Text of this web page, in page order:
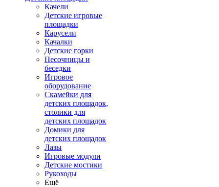
Качели
Детские игровые
площадки
Карусели
Качалки
Детские горки
Песочницы и
беседки
Игровое
оборудование
Скамейки для
детских площадок,
столики для
детских площадок
Домики для
детских площадок
Лазы
Игровые модули
Детские мостики
Рукоходы
Ещё